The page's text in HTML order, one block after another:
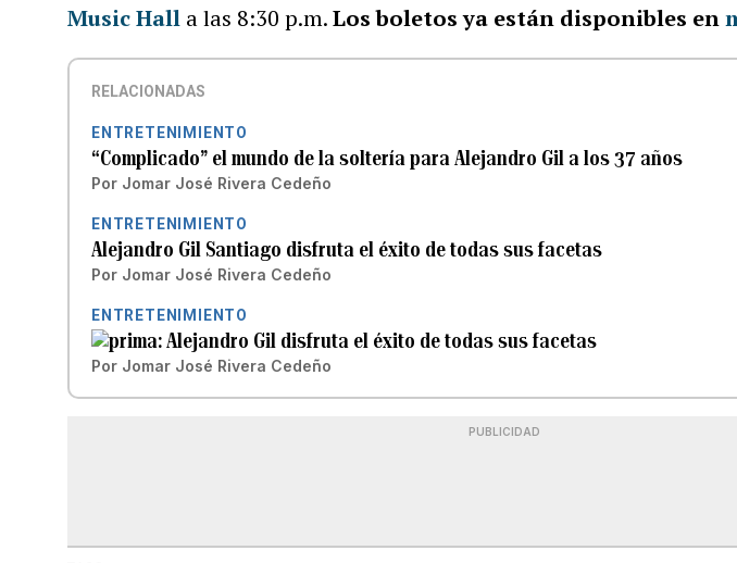
Music Hall a las 8:30 p.m.Los boletos ya están disponibles en
RELACIONADAS
ENTRETENIMIENTO
“Complicado” el mundo de la soltería para Alejandro Gil a los 37 años
Por Jomar José Rivera Cedeño
ENTRETENIMIENTO
Alejandro Gil Santiago disfruta el éxito de todas sus facetas
Por Jomar José Rivera Cedeño
ENTRETENIMIENTO
Alejandro Gil disfruta el éxito de todas sus facetas
Por Jomar José Rivera Cedeño
PUBLICIDAD